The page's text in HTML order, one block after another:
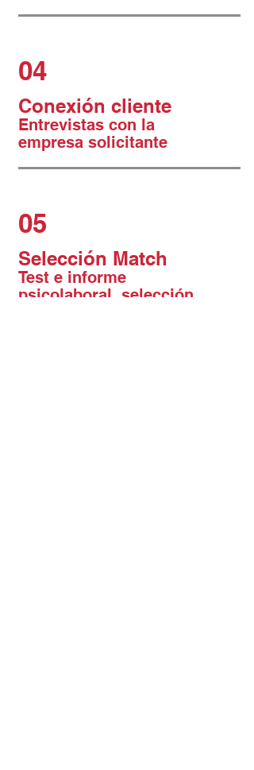
04
Conexión cliente
Entrevistas con la
empresa solicitante
05
Selección Match
Test e informe
psicolaboral, selección